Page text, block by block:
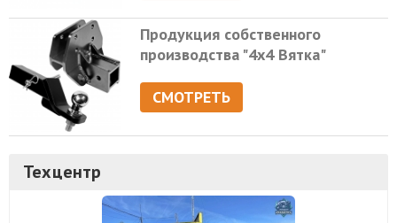
Продукция собственного
производства "4х4 Вятка"
СМОТРЕТЬ
Техцентр